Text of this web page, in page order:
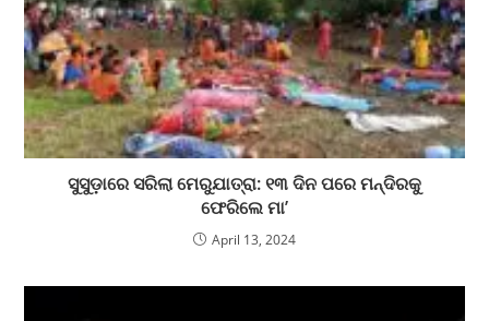
ସୁସୁଡ଼ାରେ ସରିଲା ମେରୁଯାତ୍ରା: ୧୩ ଦିନ ପରେ ମନ୍ଦିରକୁ
ଫେରିଲେ ମା’
April 13, 2024